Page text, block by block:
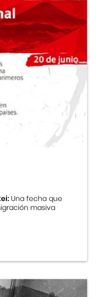
Una fecha que
masiva